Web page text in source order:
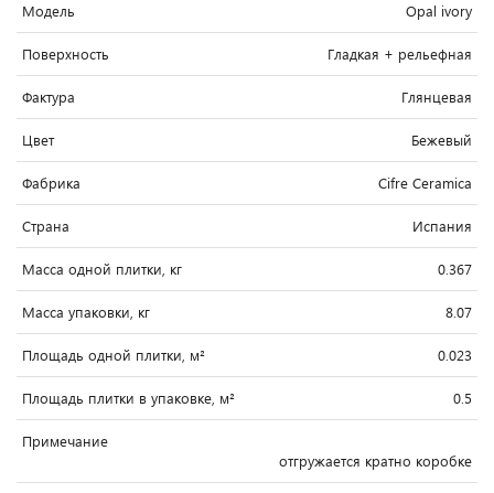
Модель Opal ivory
Поверхность Гладкая + рельефная
Фактура Глянцевая
Цвет Бежевый
Фабрика Cifre Ceramica
Страна Испания
Масса одной плитки, кг 0.367
Масса упаковки, кг 8.07
Площадь одной плитки, м² 0.023
Площадь плитки в упаковке, м² 0.5
Примечание
отгружается кратно коробке